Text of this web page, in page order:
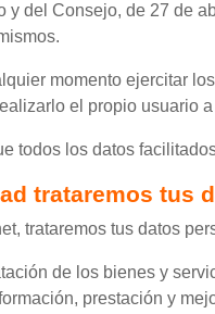
y del Consejo, de 27 de
momento ejercitar
el propio usuario
todos los datos
trataremos tus
trataremos tus datos
de los bienes y
prestación y